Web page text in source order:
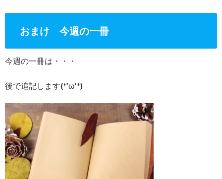
おまけ 今週の一冊
今週の一冊は・・・
後で追記します(*’ω’*)